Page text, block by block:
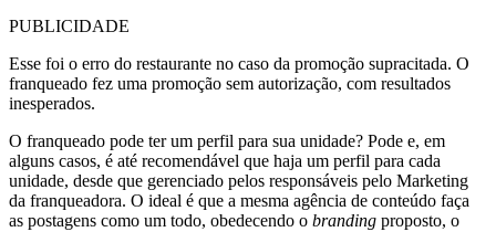
PUBLICIDADE
Esse foi o erro do restaurante no caso da promoção supracitada. O
franqueado fez uma promoção sem autorização, com resultados
inesperados.
O franqueado pode ter um perfil para sua unidade? Pode e, em
alguns casos, é até recomendável que haja um perfil para cada
unidade, desde que gerenciado pelos responsáveis pelo Marketing
da franqueadora. O ideal é que a mesma agência de conteúdo faça
as postagens como um todo, obedecendo o branding proposto, o